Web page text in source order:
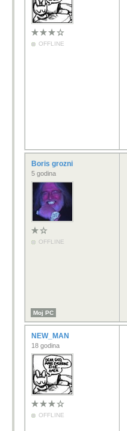
OFFLINE
Boris grozni
5 godina
OFFLINE
Moj PC
NEW_MAN
18 godina
OFFLINE